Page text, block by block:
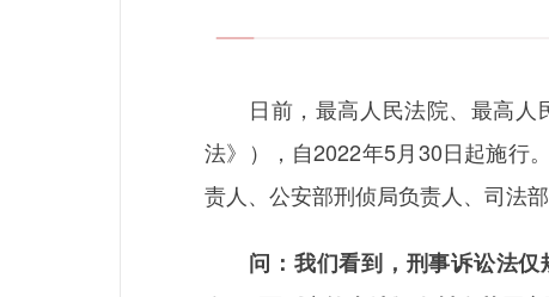
日前，最高人民法院、最高人
法》），自2022年5月30日起施行
责人、公安部刑侦局负责人、司法
问：我们看到，刑事诉讼法